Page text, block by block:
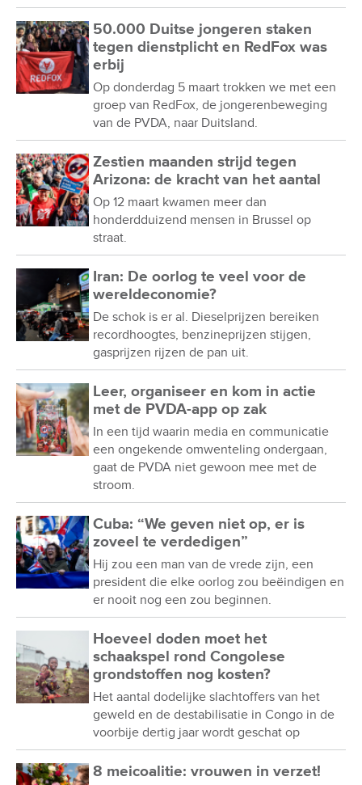
50.000 Duitse jongeren staken
tegen dienstplicht en RedFox was
erbij
Op donderdag 5 maart trokken we met een
groep van RedFox, de jongerenbeweging
van de PVDA, naar Duitsland.
Zestien maanden strijd tegen
Arizona: de kracht van het aantal
Op 12 maart kwamen meer dan
honderdduizend mensen in Brussel op
straat.
Iran: De oorlog te veel voor de
wereldeconomie?
De schok is er al. Dieselprijzen bereiken
recordhoogtes, benzineprijzen stijgen,
gasprijzen rijzen de pan uit.
Leer, organiseer en kom in actie
met de PVDA-app op zak
In een tijd waarin media en communicatie
een ongekende omwenteling ondergaan,
gaat de PVDA niet gewoon mee met de
stroom.
Cuba: “We geven niet op, er is
zoveel te verdedigen”
Hij zou een man van de vrede zijn, een
president die elke oorlog zou beëindigen en
er nooit nog een zou beginnen.
Hoeveel doden moet het
schaakspel rond Congolese
grondstoffen nog kosten?
Het aantal dodelijke slachtoffers van het
geweld en de destabilisatie in Congo in de
voorbije dertig jaar wordt geschat op
8 meicoalitie: vrouwen in verzet!